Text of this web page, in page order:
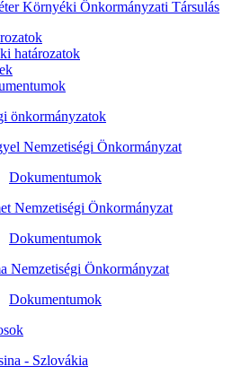
Környéki Önkormányzati Társulás
határozatok
önkormányzatok
Nemzetiségi Önkormányzat
Dokumentumok
Nemzetiségi Önkormányzat
Dokumentumok
Nemzetiségi Önkormányzat
Dokumentumok
- Szlovákia